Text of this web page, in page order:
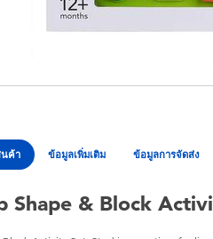
นค้า ข้อมูลเพิ่มเติม ข้อมูลการจัดส่ง
Shape & Block